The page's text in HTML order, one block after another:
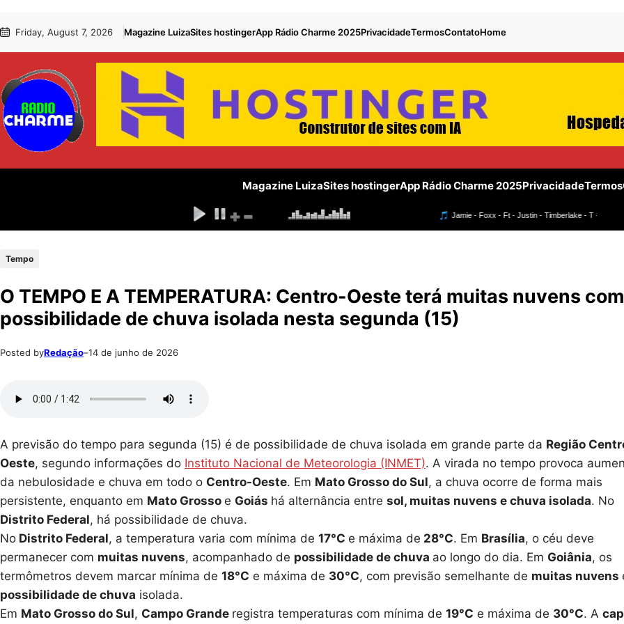
para
conteúdo
to Friday, August 7, 2026 Magazine LuizaSites hostingerApp Rádio Charme 2025PrivacidadeTermosContatoHome
Magazine LuizaSites hostingerApp Rádio Charme 2025PrivacidadeTermos
Tempo
O TEMPO E A TEMPERATURA: Centro-Oeste terá muitas nuvens com
possibilidade de chuva isolada nesta segunda (15)
Posted byRedação–14 de junho de 2026
A previsão do tempo para segunda (15) é de possibilidade de chuva isolada em grande parte da Região
Oeste, segundo informações do Instituto Nacional de Meteorologia (INMET). A virada no tempo provoca
da nebulosidade e chuva em todo o Centro-Oeste. Em Mato Grosso do Sul, a chuva ocorre de forma mais
persistente, enquanto em Mato Grosso e Goiás há alternância entre sol, muitas nuvens e chuva isolada. No
Distrito Federal, há possibilidade de chuva.
No Distrito Federal, a temperatura varia com mínima de 17°C e máxima de 28°C. Em Brasília, o céu deve
permanecer com muitas nuvens, acompanhado de possibilidade de chuva ao longo do dia. Em Goiânia, os
termômetros devem marcar mínima de 18°C e máxima de 30°C, com previsão semelhante de muitas nuvens
possibilidade de chuva isolada.
Em Mato Grosso do Sul, Campo Grande registra temperaturas com mínima de 19°C e máxima de 30°C. A